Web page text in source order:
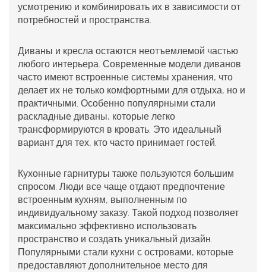
усмотрению и комбинировать их в зависимости от
потребностей и пространства.
Диваны и кресла остаются неотъемлемой частью
любого интерьера. Современные модели диванов
часто имеют встроенные системы хранения, что
делает их не только комфортными для отдыха, но и
практичными. Особенно популярными стали
раскладные диваны, которые легко
трансформируются в кровать. Это идеальный
вариант для тех, кто часто принимает гостей.
Кухонные гарнитуры также пользуются большим
спросом. Люди все чаще отдают предпочтение
встроенным кухням, выполненным по
индивидуальному заказу. Такой подход позволяет
максимально эффективно использовать
пространство и создать уникальный дизайн.
Популярными стали кухни с островами, которые
предоставляют дополнительное место для